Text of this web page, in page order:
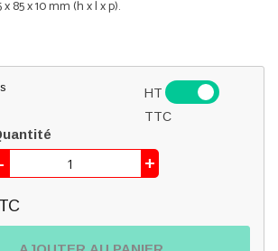
85 x 10 mm (h x l x p).
HT
TTC
- +